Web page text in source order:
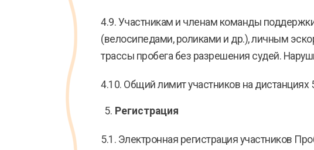
4.9. Участникам и членам команды
(велосипедами, роликами и др.), личным
трассы пробега без разрешения судей.
4.10. Общий лимит участников на дистанциях
Регистрация
5.1. Электронная регистрация участников